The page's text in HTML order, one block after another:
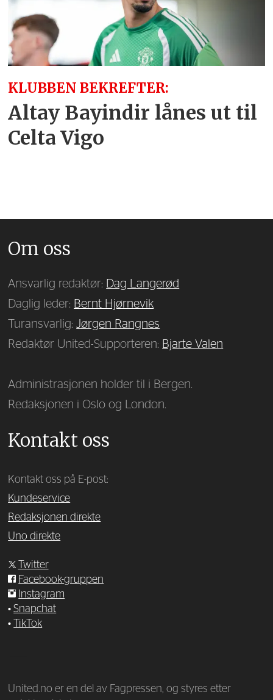
KLUBBEN BEKREFTER:
Altay Bayindir lånes ut til
Celta Vigo
Om oss
Ansvarlig redaktør: Dag Langerød
Daglig leder: Bernt Hjørnevik
Turansvarlig:Jørgen Rangnes
Redaktør United-Supporteren: Bjarte Valen
Administrasjonen holder til i Bergen.
Redaksjonen i Oslo og London.
Kontakt oss
Kontakt oss på E-post:
Kundeservice
Redaksjonen direkte
Uno direkte
Twitter
Facebook-gruppen
Instagram
•Snapchat
•
TikTok
United.no er en del av Fagpressen, og styres etter